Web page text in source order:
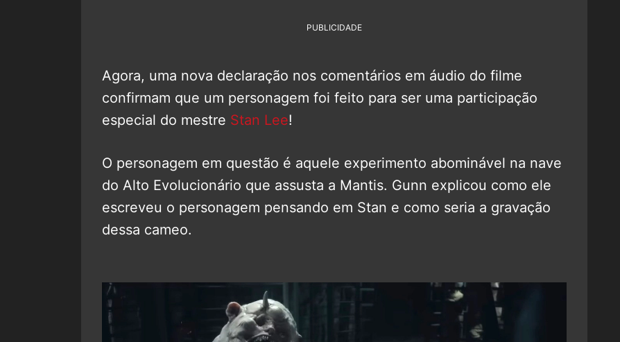
PUBLICIDADE
Agora, uma nova declaração nos comentários em áudio do filme
confirmam que um personagem foi feito para ser uma participação
especial do mestre Stan Lee!
O personagem em questão é aquele experimento abominável na nave
do Alto Evolucionário que assusta a Mantis. Gunn explicou como ele
escreveu o personagem pensando em Stan e como seria a gravação
dessa cameo.